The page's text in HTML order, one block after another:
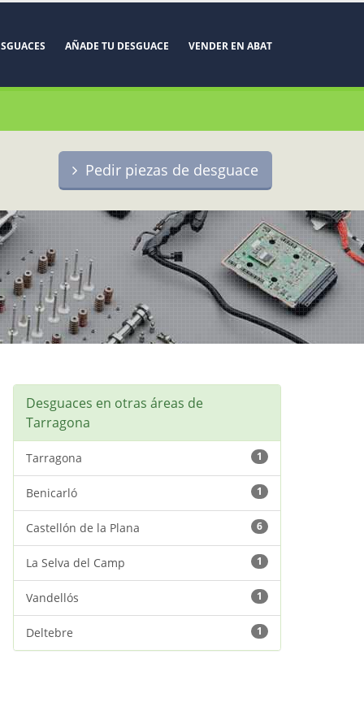
AÑADE TU DESGUACE VENDER EN ABAT
Pedir piezas de desguace
Desguaces en otras áreas de
Tarragona
Tarragona 1
Benicarló 1
Castellón de la Plana 6
La Selva del Camp 1
Vandellós 1
Deltebre 1